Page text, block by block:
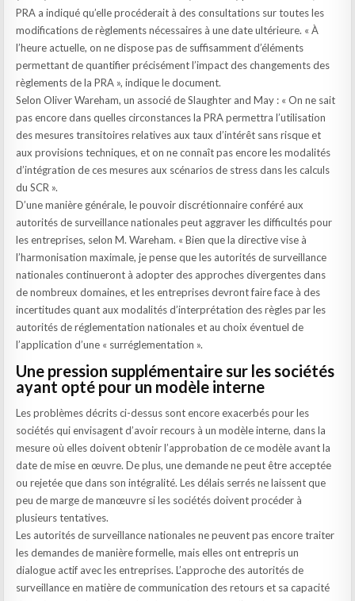
PRA a indiqué qu’elle procéderait à des consultations sur toutes les
modifications de règlements nécessaires à une date ultérieure. « À
l’heure actuelle, on ne dispose pas de suffisamment d’éléments
permettant de quantifier précisément l’impact des changements des
règlements de la PRA », indique le document.
Selon Oliver Wareham, un associé de Slaughter and May : « On ne sait
pas encore dans quelles circonstances la PRA permettra l’utilisation
des mesures transitoires relatives aux taux d’intérêt sans risque et
aux provisions techniques, et on ne connaît pas encore les modalités
d’intégration de ces mesures aux scénarios de stress dans les calculs
du SCR ».
D’une manière générale, le pouvoir discrétionnaire conféré aux
autorités de surveillance nationales peut aggraver les difficultés pour
les entreprises, selon M. Wareham. « Bien que la directive vise à
l’harmonisation maximale, je pense que les autorités de surveillance
nationales continueront à adopter des approches divergentes dans
de nombreux domaines, et les entreprises devront faire face à des
incertitudes quant aux modalités d’interprétation des règles par les
autorités de réglementation nationales et au choix éventuel de
l’application d’une « surréglementation ».
Une pression supplémentaire sur les sociétés
ayant opté pour un modèle interne
Les problèmes décrits ci-dessus sont encore exacerbés pour les
sociétés qui envisagent d’avoir recours à un modèle interne, dans la
mesure où elles doivent obtenir l’approbation de ce modèle avant la
date de mise en œuvre. De plus, une demande ne peut être acceptée
ou rejetée que dans son intégralité. Les délais serrés ne laissent que
peu de marge de manœuvre si les sociétés doivent procéder à
plusieurs tentatives.
Les autorités de surveillance nationales ne peuvent pas encore traiter
les demandes de manière formelle, mais elles ont entrepris un
dialogue actif avec les entreprises. L’approche des autorités de
surveillance en matière de communication des retours et sa capacité